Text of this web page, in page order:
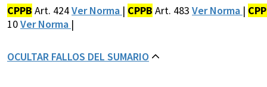
CPPB Art. 424Ver Norma | CPPB Art. 483 Ver Norma |
10Ver Norma |
OCULTAR FALLOS DEL SUMARIO